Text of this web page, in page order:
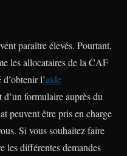
paraître élevés. Pourtant,
les allocataires de la CAF
l’aide
formulaire auprès du
peuvent être pris en charge
Si vous souhaitez faire
les différentes demandes